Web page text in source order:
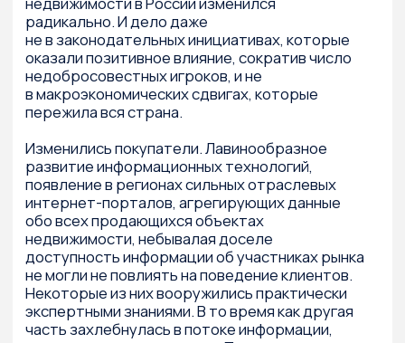
силами повысит культуру продаж и придаст
необходимую динамику в сложный период.
От авторов
Мы структурировали книгу так, чтобы
соблюсти определенную логику при
проведении аудита: от внешних образов
к внутренним процессам. Поэтому начали
с проверки внешних параметров, таких как
внешнего вида сотрудников и анализа pos-
материалов. Как театр начинается с вешалки,
так и отдел продаж начинается с вывески.
В продажах нет мелочей. Все имеет
значение — не только в том, что и как
мы делаем, но и даже в том, где проходит
общение с клиентом.
Затем мы описали, как проводить аудит
структуры отдела продаж девелопера, какие
задачи должен выполнять каждый
из сотрудников отдела продаж, потому что
грамотно построенная структура может
решить ряд серьезных проблем, с которыми
сталкивается клиент на этапе покупки
квартиры.